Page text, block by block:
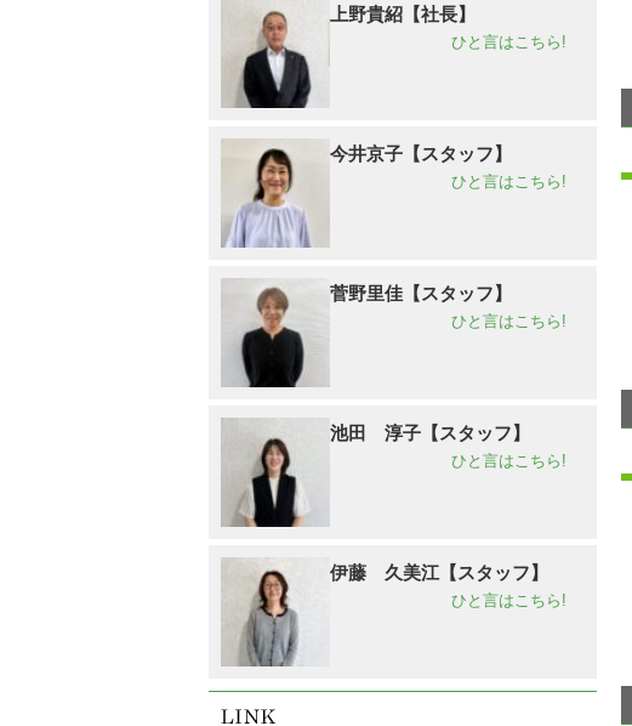
上野貴紹【社長】
ひと言はこちら!
今井京子【スタッフ】
ひと言はこちら!
菅野里佳【スタッフ】
ひと言はこちら!
池田 淳子【スタッフ】
ひと言はこちら!
伊藤 久美江【スタッフ】
ひと言はこちら!